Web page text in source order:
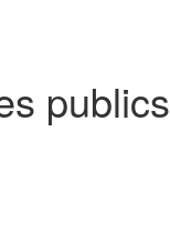
publics